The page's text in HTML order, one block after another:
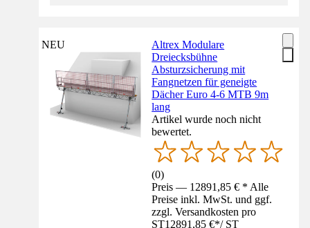
NEU
Altrex Modulare
Dreiecksbühne
Absturzsicherung mit
Fangnetzen für geneigte
Dächer Euro 4-6 MTB 9m
lang
Artikel wurde noch nicht
bewertet.
(0)
Preis — 12891,85 € * Alle
Preise inkl. MwSt. und ggf.
zzgl. Versandkosten pro
ST12891,85 €*/ ST